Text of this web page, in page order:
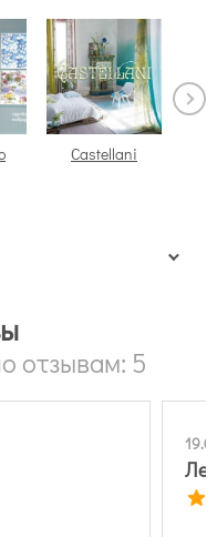
Castellani
отзывам: 5